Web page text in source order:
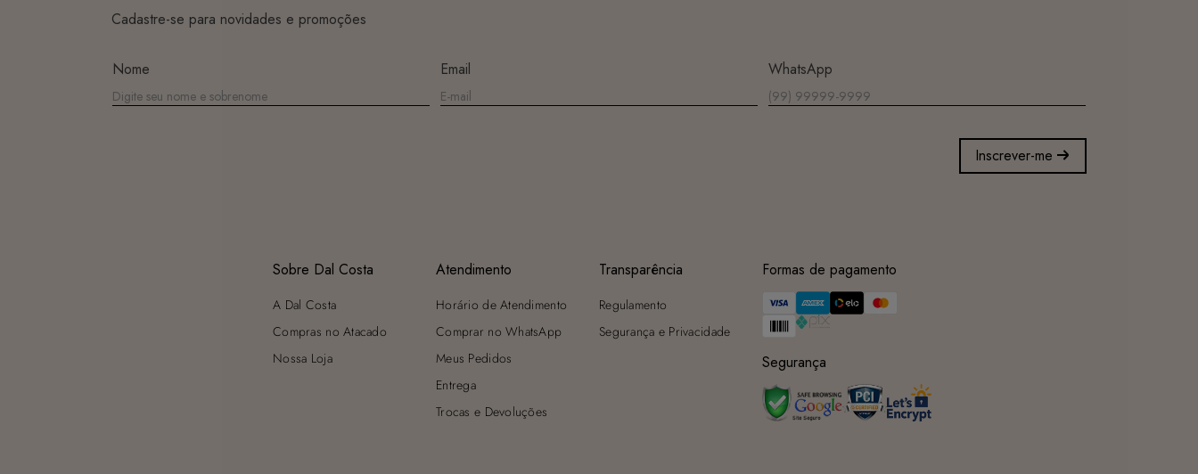
Cadastre-se para novidades e promoções
Nome Email WhatsApp
Inscrever-me
Sobre Dal Costa
A Dal Costa
Compras no Atacado
Nossa Loja
Atendimento
Horário de Atendimento
Comprar no WhatsApp
Meus Pedidos
Entrega
Trocas e Devoluções
Transparência
Regulamento
Segurança e Privacidade
Formas de pagamento
Segurança